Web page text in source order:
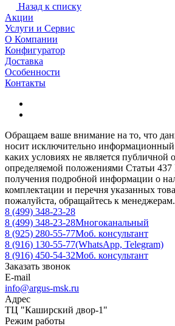
Назад к списку
Акции
Услуги и Сервис
О Компании
Конфигуратор
Доставка
Особенности
Контакты
Обращаем ваше внимание на то, что
носит исключительно информационный
каких условиях не является публичной
определяемой положениями Статьи
получения подробной информации о
комплектации и перечня указанных
пожалуйста, обращайтесь к менеджерам.
8 (499) 348-23-28
8 (499) 348-23-28Многоканальный
8 (925) 280-55-77Моб. консультант
8 (916) 130-55-77(WhatsApp, Telegram)
8 (916) 450-54-32Моб. консультант
Заказать звонок
E-mail
info@argus-msk.ru
Адрес
ТЦ "Каширский двор-1"
Режим работы